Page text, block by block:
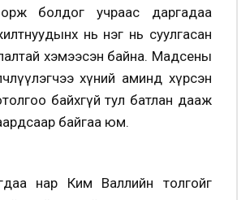
болдог учраас даргадаа
нь нэг нь суулгасан
хэмээсэн байна. Мадсены
хүний аминд хүрсэн
байхгүй тул батлан дааж
байгаа юм.
нар Ким Валлийн толгойг